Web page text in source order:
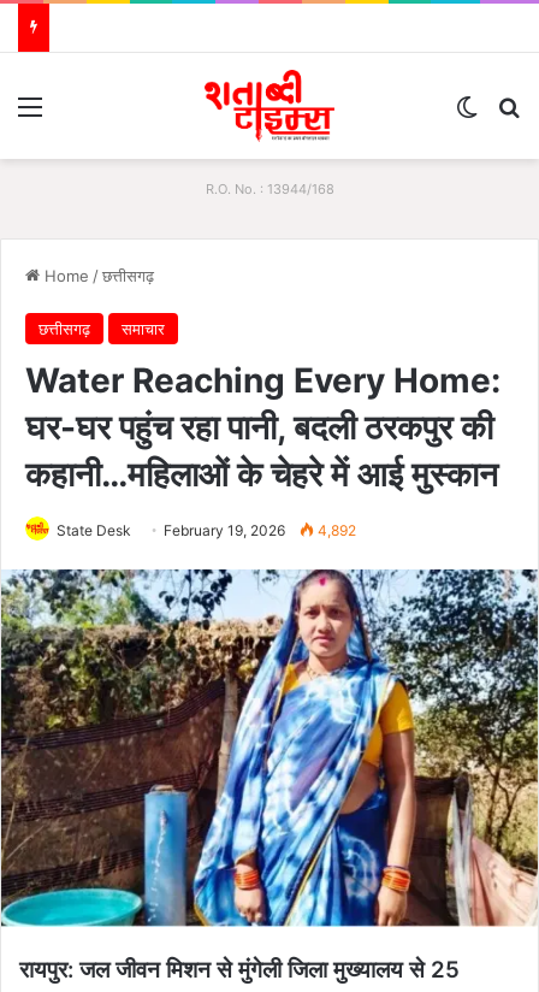
R.O. No. : 13944/168
Home /छत्तीसगढ़
छत्तीसगढ़ समाचार
Water Reaching Every Home:
घर-घर पहुंच रहा पानी, बदली ठरकपुर की
कहानी…महिलाओं के चेहरे में आई मुस्कान
State Desk February 19, 2026 4,892
रायपुर: जल जीवन मिशन से मुंगेली जिला मुख्यालय से 25